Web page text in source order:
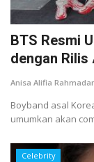
BTS Resmi
dengan Rilis
Anisa Alifia
Boyband asal
umumkan akan
Celebrity